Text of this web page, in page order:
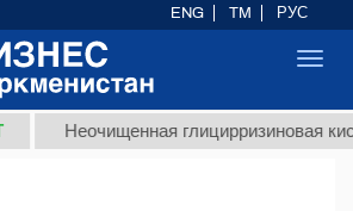
Неочищенная глицирризиновая кислота
ENG TM РУС